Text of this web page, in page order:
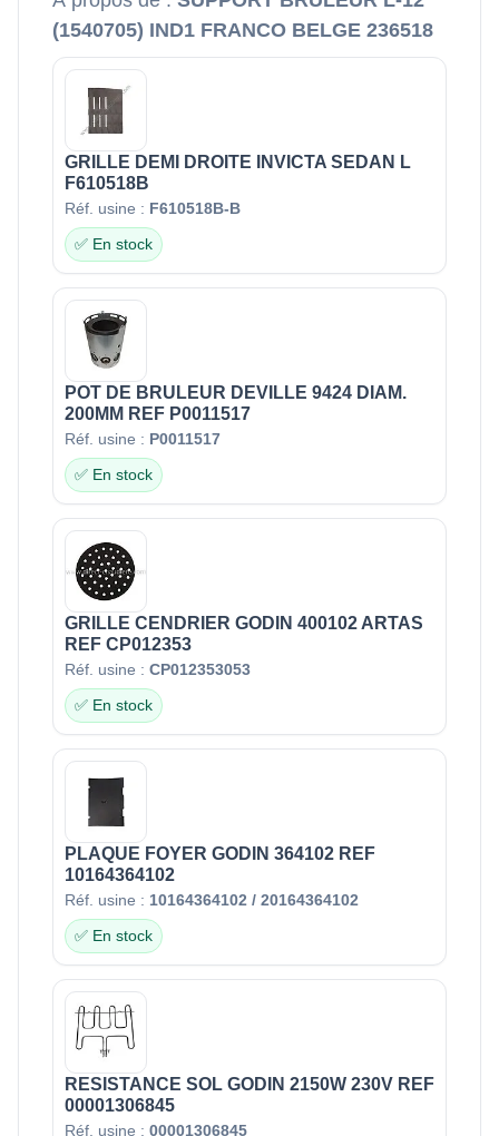
(1540705) IND1 FRANCO BELGE 236518
GRILLE DEMI DROITE INVICTA SEDAN L
F610518B
Réf. usine : F610518B-B
✅ En stock
POT DE BRULEUR DEVILLE 9424 DIAM.
200MM REF P0011517
Réf. usine : P0011517
✅ En stock
GRILLE CENDRIER GODIN 400102 ARTAS
REF CP012353
Réf. usine : CP012353053
✅ En stock
PLAQUE FOYER GODIN 364102 REF
10164364102
Réf. usine : 10164364102 / 20164364102
✅ En stock
RESISTANCE SOL GODIN 2150W 230V REF
00001306845
Réf. usine : 00001306845